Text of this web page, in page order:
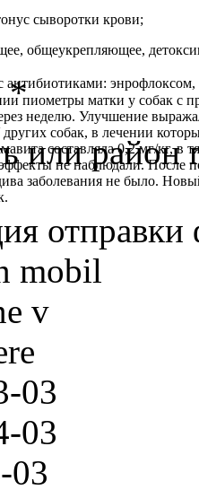
сыворотки крови;
общеукрепляющее,
антибиотиками:
пиометры матки у собак с
неделю. Улучшение
собак, в лечении
составляла 0,2 мг/кг,
не наблюдали. После
заболевания не было.
*
или район
03
03
03